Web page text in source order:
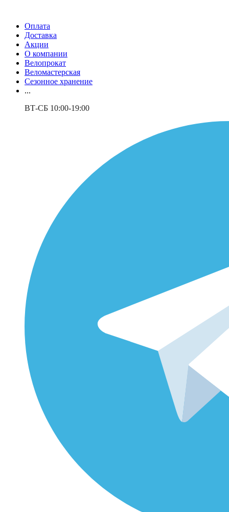
Оплата
Доставка
Акции
О компании
Велопрокат
Веломастерская
Сезонное хранение
...
ВТ-СБ 10:00-19:00